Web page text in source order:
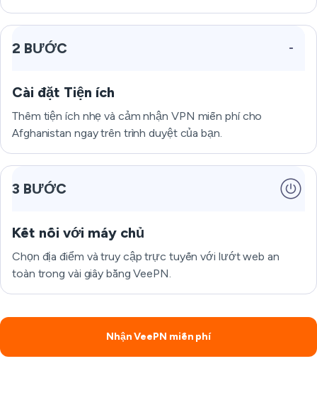
2 BƯỚC
Cài đặt Tiện ích
Thêm tiện ích nhẹ và cảm nhận VPN miễn phí cho
Afghanistan ngay trên trình duyệt của bạn.
3 BƯỚC
Kết nối với máy chủ
Chọn địa điểm và truy cập trực tuyến với lướt web an
toàn trong vài giây bằng VeePN.
Nhận VeePN miễn phí